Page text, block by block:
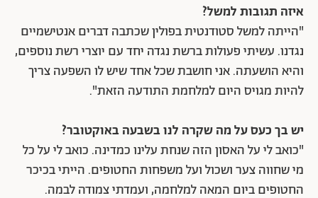
איזה תגובות למשל?
"הייתה למשל סטודנטית בפולין שכתבה דברים אנטישמיים
נגדנו. עשיתי פעולות ברשת נגדה יחד עם יוצרי רשת נוספים,
והיא הושעתה. אני חושבת שכל אחד שיש לו השפעה צריך
להיות מגויס היום למלחמת התודעה הזאת".
יש בך כעס על מה שקרה לנו בשבעה באוקטובר?
"כואב לי על האסון הזה שנחת עלינו כמדינה. כואב לי על כל
מי שחווה צער ושכול ועל משפחות החטופים. הייתי בכיכר
החטופים ביום המאה למלחמה, ועמדתי צמודה לבמה.